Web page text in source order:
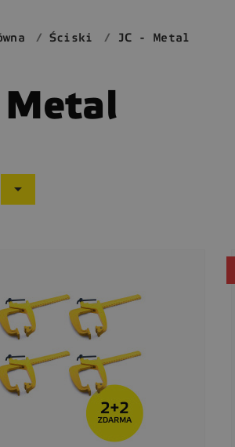
Ściski JC - Metal
Metal
